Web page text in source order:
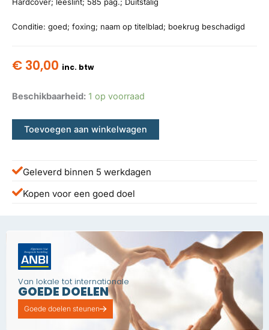
Conditie: goed; foxing; naam op titelblad; boekrug beschadigd
€ 30,00 inc. btw
Beschikbaarheid: 1 op voorraad
Toevoegen aan winkelwagen
Geleverd binnen 5 werkdagen
Kopen voor een goed doel
Van lokale tot internationale
GOEDE DOELEN
Goede doelen steunen